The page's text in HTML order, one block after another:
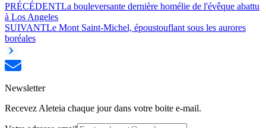
PRÉCÉDENTLa bouleversante dernière homélie de l'évêque abattu
à Los Angeles
SUIVANTLe Mont Saint-Michel, époustouflant sous les aurores
boréales
Newsletter
Recevez Aleteia chaque jour dans votre boite e-mail.